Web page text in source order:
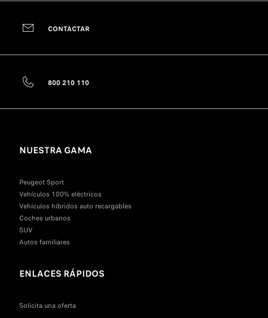
CONTACTAR
800 210 110
NUESTRA GAMA
Peugeot Sport
Vehículos 100% eléctricos
Vehículos híbridos auto recargables
Coches urbanos
SUV
Autos familiares
ENLACES RÁPIDOS
Solicita una oferta